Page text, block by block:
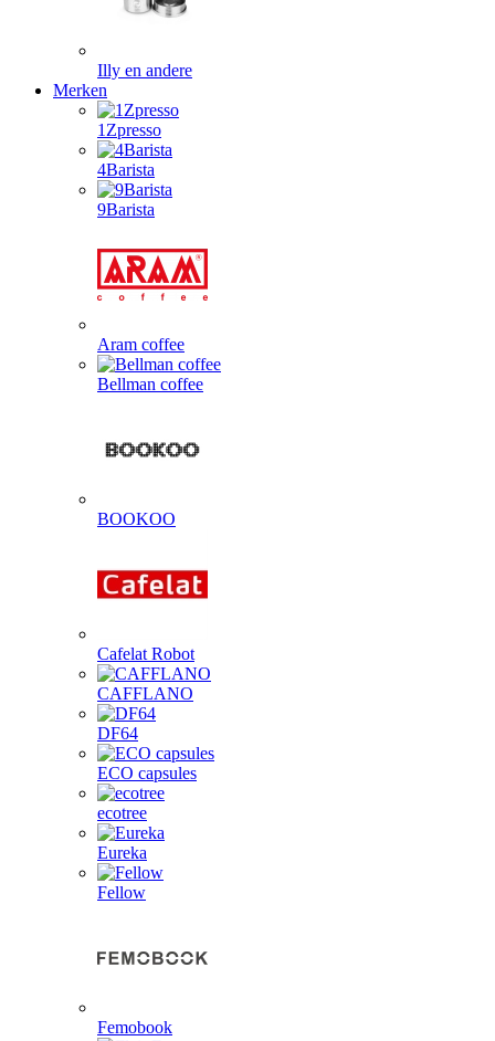
Illy en andere
Merken
1Zpresso
4Barista
9Barista
Aram coffee
Bellman coffee
BOOKOO
Cafelat Robot
CAFFLANO
DF64
ECO capsules
ecotree
Eureka
Fellow
Femobook